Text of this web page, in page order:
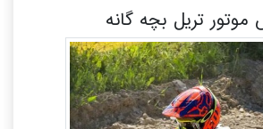
تریل بچه گانه